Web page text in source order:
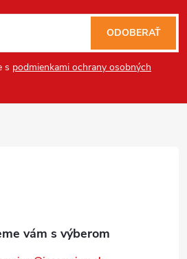
s podmienkami ochrany osobných
ODOBERAŤ
by chaterimo